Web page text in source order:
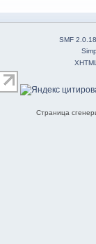
SMF 2.0.18
Страница